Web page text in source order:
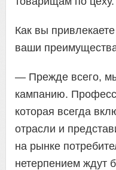
Как вы
ваши
— Прежде всего,
кампанию.
которая всегда
отрасли и
на рынке
нетерпением ждут